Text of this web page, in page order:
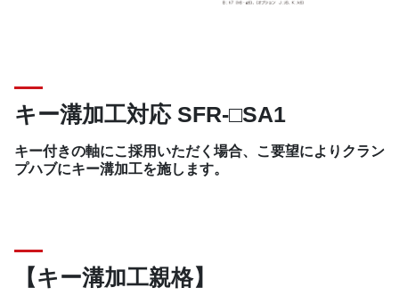
キー溝加工対応 SFR-□SA1
キー付きの軸にこ採用いただく場合、こ要望によりクラン
プハブにキー溝加工を施します。
【キー溝加工親格】